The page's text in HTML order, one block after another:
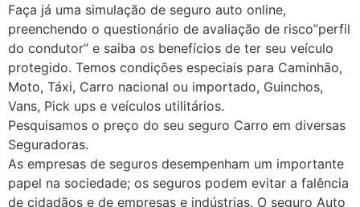
Faça já uma simulação de seguro auto online,
preenchendo o questionário de avaliação de risco”perfil
do condutor” e saiba os benefícios de ter seu veículo
protegido. Temos condições especiais para Caminhão,
Moto, Táxi, Carro nacional ou importado, Guinchos,
Vans, Pick ups e veículos utilitários.
Pesquisamos o preço do seu seguro Carro em diversas
Seguradoras.
As empresas de seguros desempenham um importante
papel na sociedade; os seguros podem evitar a falência
de cidadãos e de empresas e indústrias. O seguro Auto